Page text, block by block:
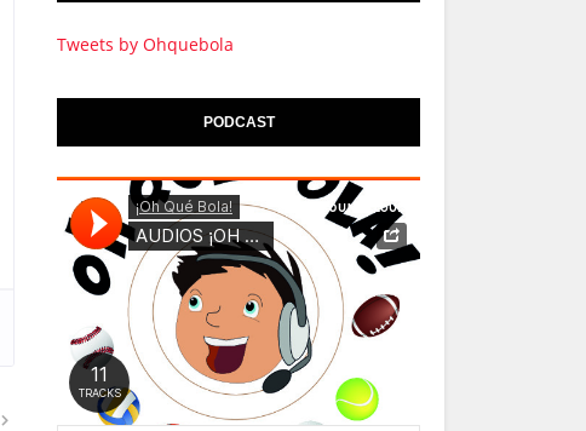
Tweets by Ohquebola
PODCAST